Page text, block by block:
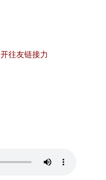
开往友链接力